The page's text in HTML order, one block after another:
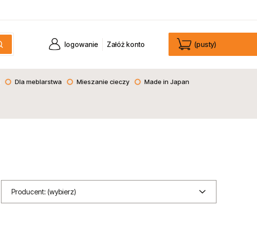
(pusty)
Załóż konto
logowanie
Dla meblarstwa Mieszanie cieczy Made in Japan
Producent: (wybierz)